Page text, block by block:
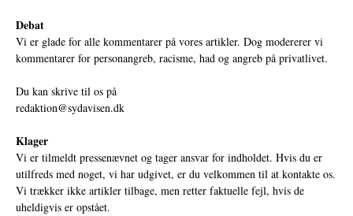
Debat
Vi er glade for alle kommentarer på vores artikler. Dog modererer vi
kommentarer for personangreb, racisme, had og angreb på privatlivet.
Du kan skrive til os på
redaktion@sydavisen.dk
Klager
Vi er tilmeldt pressenævnet og tager ansvar for indholdet. Hvis du er
utilfreds med noget, vi har udgivet, er du velkommen til at kontakte os.
Vi trækker ikke artikler tilbage, men retter faktuelle fejl, hvis de
uheldigvis er opstået.